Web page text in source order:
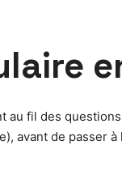
au fil des
avant de passer à